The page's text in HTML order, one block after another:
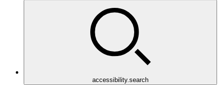
accessibility.search